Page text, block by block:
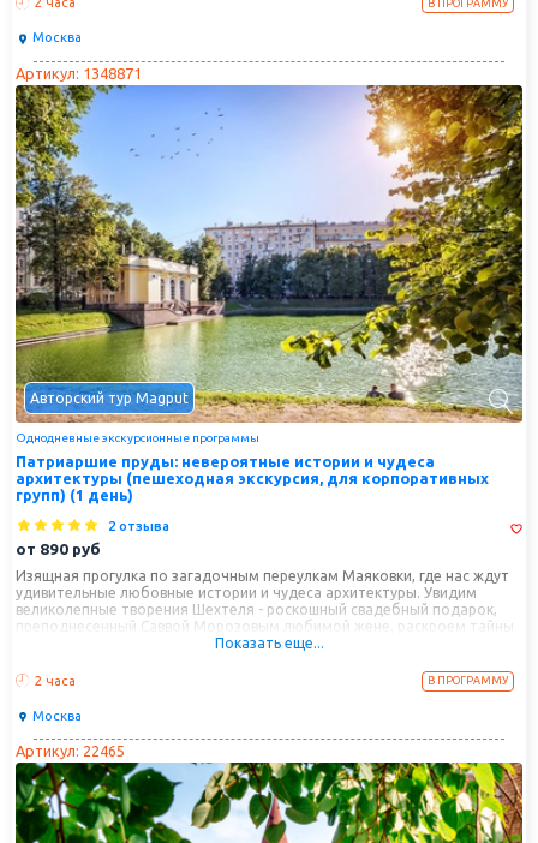
В ПРОГРАММУ
Москва
Артикул: 1348871
Авторский тур Magput
Однодневные экскурсионные программы
Патриаршие пруды: невероятные истории и чудеса
архитектуры (пешеходная экскурсия, для корпоративных
групп) (1 день)
2 отзыва
от 890 руб
Изящная прогулка по загадочным переулкам Маяковки, где нас ждут
удивительные любовные истории и чудеса архитектуры. Увидим
великолепные творения Шехтеля - роскошный свадебный подарок,
преподнесенный Саввой Морозовым любимой жене, раскроем тайны
двух антиподов, живших в разное время под одной крышей
Театра Юного зрителя, а также узнаем, как связан современный Театр
миниатюр с Александром Вертинским. Услышим историю Синагоги
Любавичских хасидов и насладимся изяществом волшебного
итальянского палаццо, будто перенесенного на московские улицы
горячим южным ветром…
Показать еще...
2 часа В ПРОГРАММУ
Москва
Артикул: 22465